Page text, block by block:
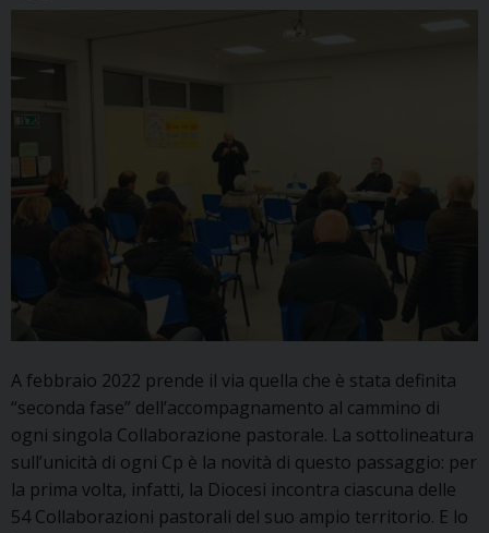
A febbraio 2022 prende il via quella che è stata definita
“seconda fase” dell’accompagnamento al cammino di
ogni singola Collaborazione pastorale. La sottolineatura
sull’unicità di ogni Cp è la novità di questo passaggio: per
la prima volta, infatti, la Diocesi incontra ciascuna delle
54 Collaborazioni pastorali del suo ampio territorio. E lo